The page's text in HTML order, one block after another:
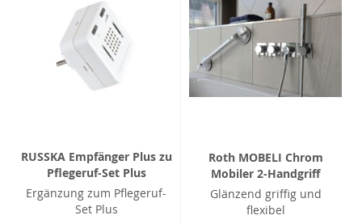
RUSSKA Empfänger Plus zu
Pflegeruf-Set Plus
Ergänzung zum Pflegeruf-
Set Plus
Roth MOBELI Chrom
Mobiler 2-Handgriff
Glänzend griffig und
flexibel